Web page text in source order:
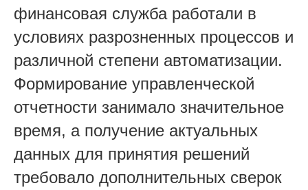
финансовая служба работали в
условиях разрозненных процессов и
различной степени автоматизации.
Формирование управленческой
отчетности занимало значительное
время, а получение актуальных
данных для принятия решений
требовало дополнительных сверок